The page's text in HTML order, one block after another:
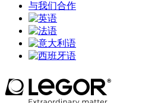
与我们合作